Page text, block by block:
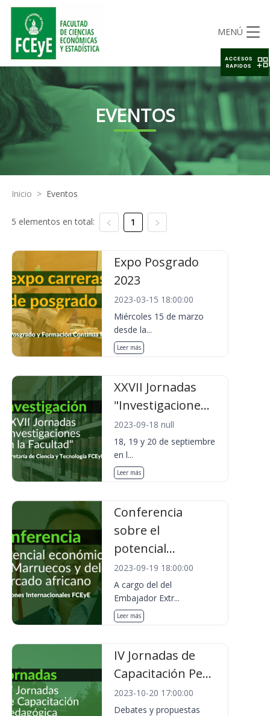
MENÚ
EVENTOS
Inicio > Eventos
5 elementos en total: 1
Expo Posgrado
2023
2023-03-15 18:00:00
Miércoles 15 de marzo
desde la...
Leer más
XXVII Jornadas
"Investigacione...
2023-09-18 null
18, 19 y 20 de septiembre
en l...
Leer más
Conferencia
sobre el
potencial...
2023-09-19 18:00:00
A cargo del del
Embajador Extr...
Leer más
IV Jornadas de
Capacitación Pe...
2023-10-20 17:00:00
Debates y propuestas
ACCESOS
RAPIDOS